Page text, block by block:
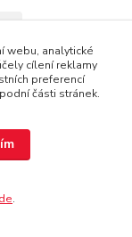
webu, analytické
cílení reklamy
preferencí
části stránek.
.